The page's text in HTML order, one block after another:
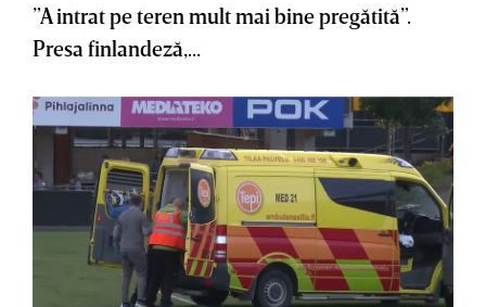
”A intrat pe teren mult mai bine pregătită”.
Presa finlandeză,...